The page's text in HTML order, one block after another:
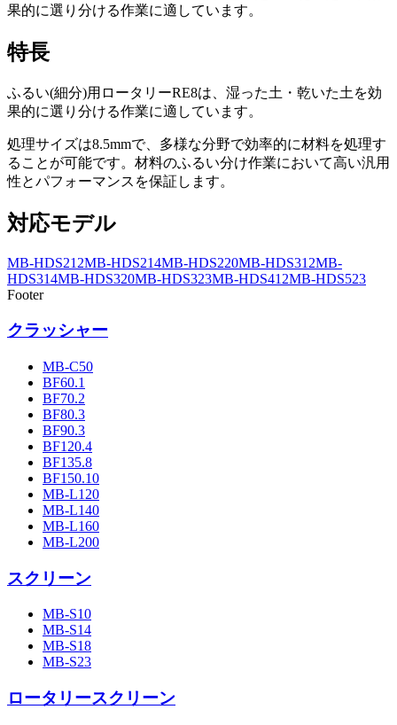
果的に選り分ける作業に適しています。
特長
ふるい(細分)用ロータリーRE8は、湿った土・乾いた土を効
果的に選り分ける作業に適しています。
処理サイズは8.5mmで、多様な分野で効率的に材料を処理す
ることが可能です。材料のふるい分け作業において高い汎用
性とパフォーマンスを保証します。
対応モデル
MB-HDS212MB-HDS214MB-HDS220MB-HDS312MB-
HDS314MB-HDS320MB-HDS323MB-HDS412MB-HDS523
Footer
クラッシャー
MB-C50
BF60.1
BF70.2
BF80.3
BF90.3
BF120.4
BF135.8
BF150.10
MB-L120
MB-L140
MB-L160
MB-L200
スクリーン
MB-S10
MB-S14
MB-S18
MB-S23
ロータリースクリーン